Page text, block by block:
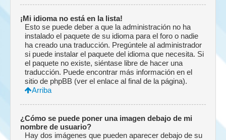
¡Mi idioma no está en la lista!
Esto se puede deber a que la administración no ha
instalado el paquete de su idioma para el foro o nadie
ha creado una traducción. Pregúntele al administrador
si puede instalar el paquete del idioma que necesita. Si
el paquete no existe, siéntase libre de hacer una
traducción. Puede encontrar más información en el
sitio de phpBB (ver el enlace al final de la página).
Arriba
¿Cómo se puede poner una imagen debajo de mi
nombre de usuario?
Hay dos imágenes que pueden aparecer debajo de su